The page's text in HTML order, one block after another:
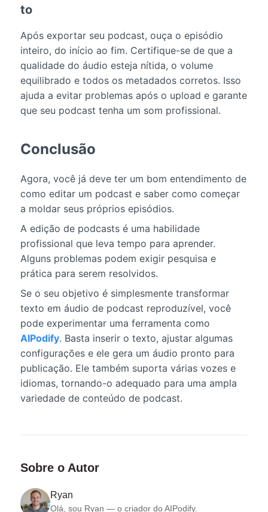
to
Após exportar seu podcast, ouça o episódio
inteiro, do início ao fim. Certifique-se de que a
qualidade do áudio esteja nítida, o volume
equilibrado e todos os metadados corretos. Isso
ajuda a evitar problemas após o upload e garante
que seu podcast tenha um som profissional.
Conclusão
Agora, você já deve ter um bom entendimento de
como editar um podcast e saber como começar
a moldar seus próprios episódios.
A edição de podcasts é uma habilidade
profissional que leva tempo para aprender.
Alguns problemas podem exigir pesquisa e
prática para serem resolvidos.
Se o seu objetivo é simplesmente transformar
texto em áudio de podcast reproduzível, você
pode experimentar uma ferramenta como
AIPodify. Basta inserir o texto, ajustar algumas
configurações e ele gera um áudio pronto para
publicação. Ele também suporta várias vozes e
idiomas, tornando-o adequado para uma ampla
variedade de conteúdo de podcast.
Sobre o Autor
Ryan
Olá, sou Ryan — o criador do AIPodify.